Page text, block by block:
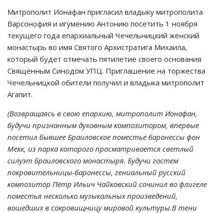
Митрополит Ионафан пригласил владыку митрополита
Варсонофия и игумению Антонию посетить 1 ноября
текущего года епархиальный Чечельницкий женский
монастырь во имя Святого Архистратига Михаила,
который будет отмечать пятилетие своего основания
Священным Синодом УПЦ. Приглашение на торжества
Чечельницкой обители получил и владыка митрополит
Агапит.
(Возвращаясь в свою епархию, митрополит Ионафан,
будучи признанным духовным композитором, впервые
посетил бывшее Браиловское поместье баронессы фон
Мекк, из парка которого просматривается светлый
силуэт Браиловского монастыря. Будучи гостем
покровительницы-баронессы, гениальный русский
композитор Пётр Ильич Чайковский сочинил во флигеле
поместья несколько музыкальных произведений,
вошедших в сокровищницу мировой культуры.В тени